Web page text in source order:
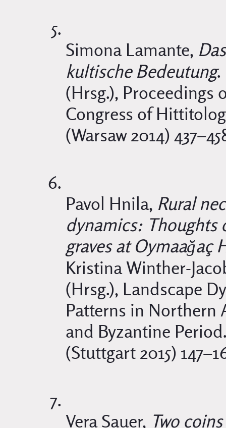
Simona Lamante,
kultische Bedeutung.
(Hrsg.), Proceedings
Congress of
(Warsaw 2014)
Pavol Hnila, Rural
dynamics: Thoughts
graves at Oymaağaç
Kristina Winther-
(Hrsg.), Landscape
Patterns in Northern
and Byzantine
(Stuttgart 2015)
Vera Sauer, Two